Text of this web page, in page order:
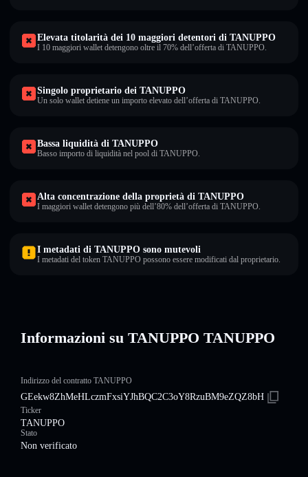
Elevata titolarità dei 10 maggiori detentori di TANUPPO
I 10 maggiori wallet detengono oltre il 70% dell’offerta di TANUPPO.
Singolo proprietario dei TANUPPO
Un solo wallet detiene un importo elevato dell’offerta di TANUPPO.
Bassa liquidità di TANUPPO
Basso importo di liquidità nel pool di TANUPPO.
Alta concentrazione della proprietà di TANUPPO
I maggiori wallet detengono più dell’80% dell’offerta di TANUPPO.
I metadati di TANUPPO sono mutevoli
I metadati del token TANUPPO possono essere modificati dal proprietario.
Informazioni su TANUPPO TANUPPO
Indirizzo del contratto TANUPPO
GEekw8ZhMeHLczmFxsiYJhBQC2C3oY8RzuBM9eZQZ8bH
Ticker
TANUPPO
Stato
Non verificato